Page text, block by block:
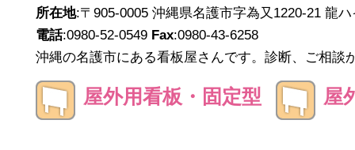
所在地:〒905-0005 沖縄県名護市字為又1220-21 龍
電話:0980-52-0549 Fax:0980-43-6258
沖縄の名護市にある看板屋さんです。診断、ご相
屋外用看板・固定型 屋